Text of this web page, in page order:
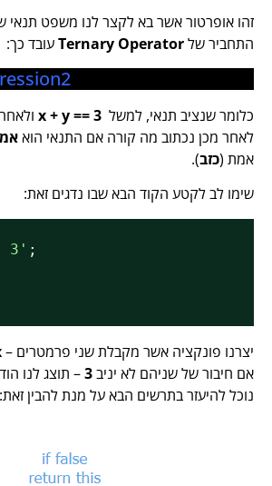
זהו אופרטור אשר בא לקצר לנו משפט תנאי
התחביר שלTernary Operatorעובד כך:
כלומר שנציב תנאי, למשל x + y == 3
לאחר מכן נכתוב מה קורה אם התנאי הוא
אמת (כזב).
שימו לב לקטע הקוד הבא שבו נדגים זאת:
3' ;
יצרנו פונקציה אשר מקבלת שני פרמטרים –
אם חיבור של שניהם לא יניב3– תוצג לנו
נוכל להיעזר בתרשים הבא על מנת להבין זאת: